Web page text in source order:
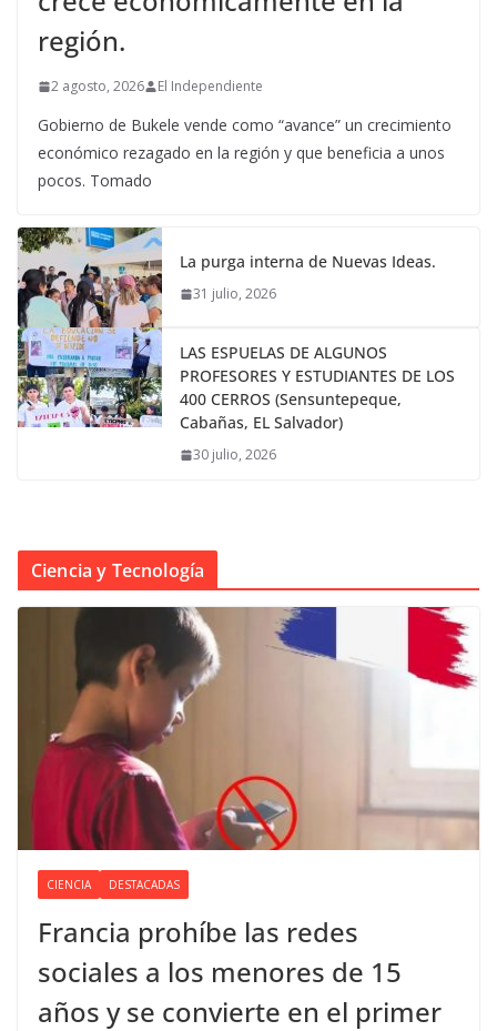
región.
2 agosto, 2026 El Independiente
Gobierno de Bukele vende como “avance” un crecimiento
económico rezagado en la región y que beneficia a unos
pocos. Tomado
La purga interna de Nuevas Ideas.
31 julio, 2026
LAS ESPUELAS DE ALGUNOS
PROFESORES Y ESTUDIANTES DE LOS
400 CERROS (Sensuntepeque,
Cabañas, EL Salvador)
30 julio, 2026
Ciencia y Tecnología
CIENCIA DESTACADAS
Francia prohíbe las redes
sociales a los menores de 15
años y se convierte en el primer